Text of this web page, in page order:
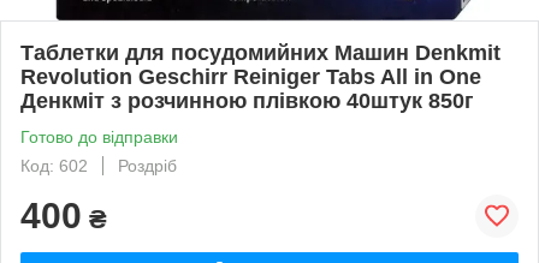
Таблетки для посудомийних Машин Denkmit
Revolution Geschirr Reiniger Tabs All in One
Денкміт з розчинною плівкою 40штук 850г
Готово до відправки
Код: 602
Роздріб
400 ₴